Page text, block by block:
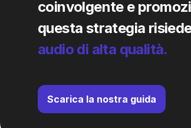
coinvolgente e
questa strategia
audio di alta qualità.
Scarica la nostra guida